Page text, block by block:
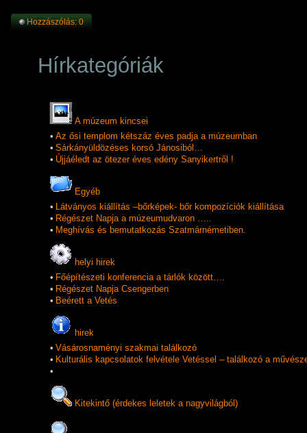
Hozzászólás: 0
Hírkategóriák
A múzeum kincsei
• Az ősi templom kétszáz éves padja a múzeumban
• Sárkányüldözéses korsó Jánosiból…
• Újjáéledt az ötezer éves edény Sanyikertről !
Egyéb
• Látványos kiállítás –bőrképek- bőr kompozíciók kiállítása
• Régészet Napja a múzeumudvaron …..
• Meghívás és bemutatkozás Szatmárnémetiben.
helyi hirek
• Főépítészeti konferencia a tárlók között….
• Régészet Napja Csengerben
• Beérett a Vetés
hirek
• Vásárosnaményi szakmai találkozó
• Kulturális kapcsolatok felvétele Vetéssel – találkozó a
•
Kitekintő (érdekes leletek a nagyvilágból)